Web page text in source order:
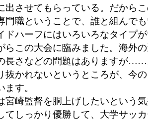
出させてもらっている。だから
門職ということで、誰と組んで
ドハーフにはいろいろなタイプ
らこの大会に臨みました。海外
長さなどの問題はありますが
抜かれないというところが、今
ます。
崎監督を胴上げしたいという
てしっかり優勝して、大学サッ